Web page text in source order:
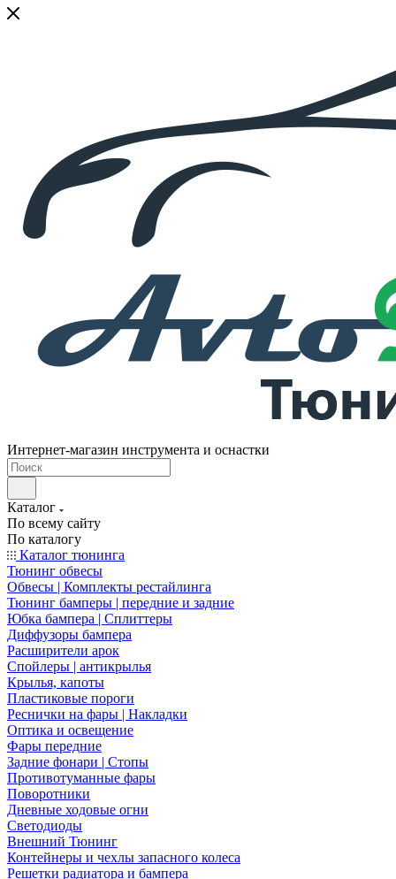
Интернет-магазин инструмента и оснастки
Каталог
По всему сайту
По каталогу
Каталог тюнинга
Тюнинг обвесы
Обвесы | Комплекты рестайлинга
Тюнинг бамперы | передние и задние
Юбка бампера | Сплиттеры
Диффузоры бампера
Расширители арок
Спойлеры | антикрылья
Крылья, капоты
Пластиковые пороги
Реснички на фары | Накладки
Оптика и освещение
Фары передние
Задние фонари | Стопы
Противотуманные фары
Поворотники
Дневные ходовые огни
Светодиоды
Внешний Тюнинг
Контейнеры и чехлы запасного колеса
Решетки радиатора и бампера